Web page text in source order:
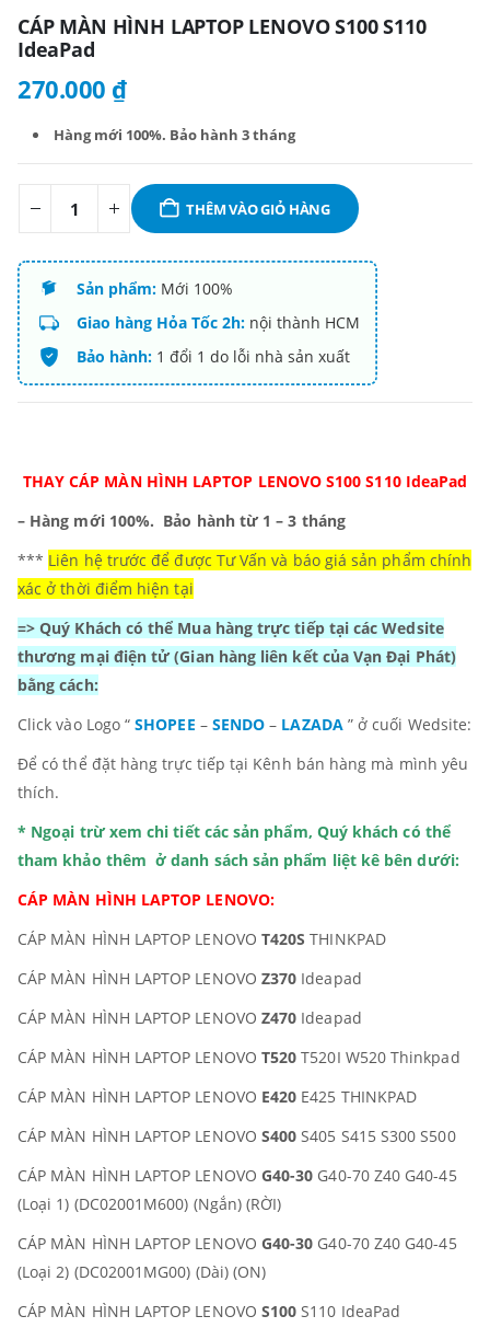
CÁP MÀN HÌNH LAPTOP LENOVO S100 S110
IdeaPad
270.000 ₫
Hàng mới 100%. Bảo hành 3 tháng
THÊM VÀO GIỎ HÀNG
Sản phẩm:Mới 100%
Giao hàng Hỏa Tốc 2h:nội thành HCM
Bảo hành:1 đổi 1 do lỗi nhà sản xuất
THAY CÁP MÀN HÌNH LAPTOP LENOVO S100 S110 IdeaPad
– Hàng mới 100%. Bảo hành từ 1 – 3 tháng
*** Liên hệ trước để được Tư Vấn và báo giá sản phẩm chính
xác ở thời điểm hiện tại
=> Quý Khách có thể Mua hàng trực tiếp tại các Wedsite
thương mại điện tử(Gian hàng liên kết của Vạn Đại Phát)
bằng cách:
Click vào Logo “ SHOPEE – SENDO – LAZADA ” ở cuối Wedsite:
Để có thể đặt hàng trực tiếp tại Kênh bán hàng mà mình yêu
thích.
* Ngoại trừ xem chi tiết các sản phẩm, Quý khách có thể
tham khảo thêm ở danh sách sản phẩm liệt kê bên dưới:
CÁP MÀN HÌNH LAPTOP LENOVO:
CÁP MÀN HÌNH LAPTOP LENOVO T420S THINKPAD
CÁP MÀN HÌNH LAPTOP LENOVO Z370 Ideapad
CÁP MÀN HÌNH LAPTOP LENOVO Z470 Ideapad
CÁP MÀN HÌNH LAPTOP LENOVO T520 T520I W520 Thinkpad
CÁP MÀN HÌNH LAPTOP LENOVO E420 E425 THINKPAD
CÁP MÀN HÌNH LAPTOP LENOVO S400 S405 S415 S300 S500
CÁP MÀN HÌNH LAPTOP LENOVO G40-30 G40-70 Z40 G40-45
(Loại 1) (DC02001M600) (Ngắn) (RỜI)
CÁP MÀN HÌNH LAPTOP LENOVO G40-30 G40-70 Z40 G40-45
(Loại 2) (DC02001MG00) (Dài) (ON)
CÁP MÀN HÌNH LAPTOP LENOVO S100 S110 IdeaPad